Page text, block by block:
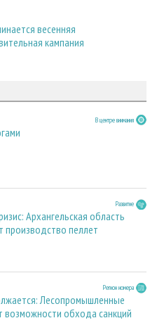
весенняя
кампания
В центре внимания
Развитие
Архангельская область
пеллет
Регион номера
Лесопромышленные
возможности обхода санкций